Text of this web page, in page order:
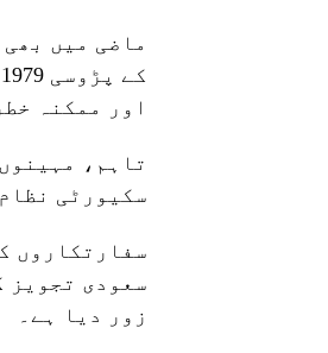
ماضی میں
اور ممکنہ
تاہم،
سکیورٹی
سفارتکاروں
سعودی تجویز
زور دیا ہے۔